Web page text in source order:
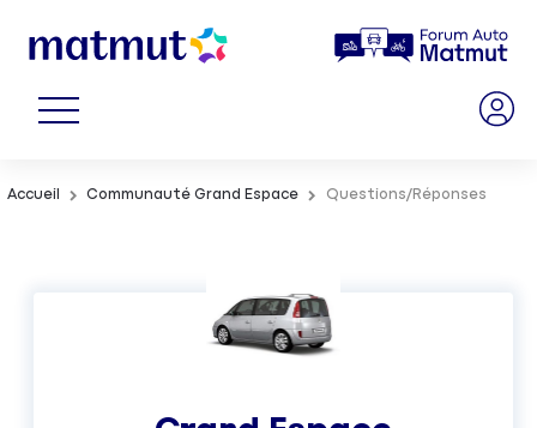
Accueil Communauté Grand Espace Questions/Réponses